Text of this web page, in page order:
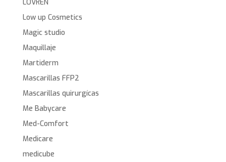
LOVREN
Low up Cosmetics
Magic studio
Maquillaje
Martiderm
Mascarillas FFP2
Mascarillas quirurgícas
Me Babycare
Med-Comfort
Medicare
medicube